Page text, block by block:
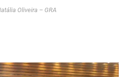
Oliveira – GRA